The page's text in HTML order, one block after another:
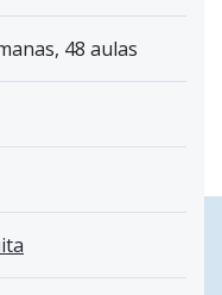
48 aulas